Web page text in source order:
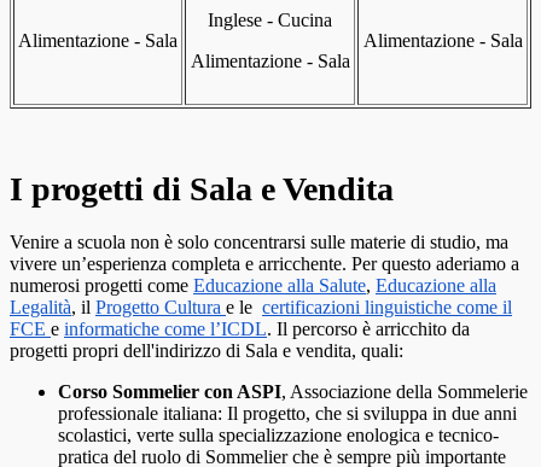
Alimentazione - Sala
Inglese - Cucina
Alimentazione - Sala
Alimentazione - Sala
I progetti di Sala e Vendita
Venire a scuola non è solo concentrarsi sulle materie di studio, ma
vivere un’esperienza completa e arricchente. Per questo aderiamo a
numerosi progetti come Educazione alla Salute, Educazione alla
Legalità, il Progetto Cultura e le certificazioni linguistiche come il
FCE e informatiche come l’ICDL. Il percorso è arricchito da
progetti propri dell'indirizzo di Sala e vendita, quali:
Corso Sommelier con ASPI, Associazione della Sommelerie
professionale italiana: Il progetto, che si sviluppa in due anni
scolastici, verte sulla specializzazione enologica e tecnico-
pratica del ruolo di Sommelier che è sempre più importante